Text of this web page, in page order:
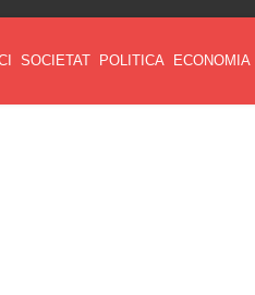
SOCIETAT POLITICA ECONOMIA